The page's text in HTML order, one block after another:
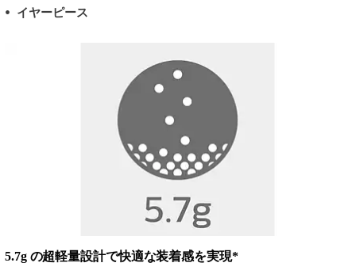
イヤーピース
5.7g の超軽量設計で快適な装着感を実現*